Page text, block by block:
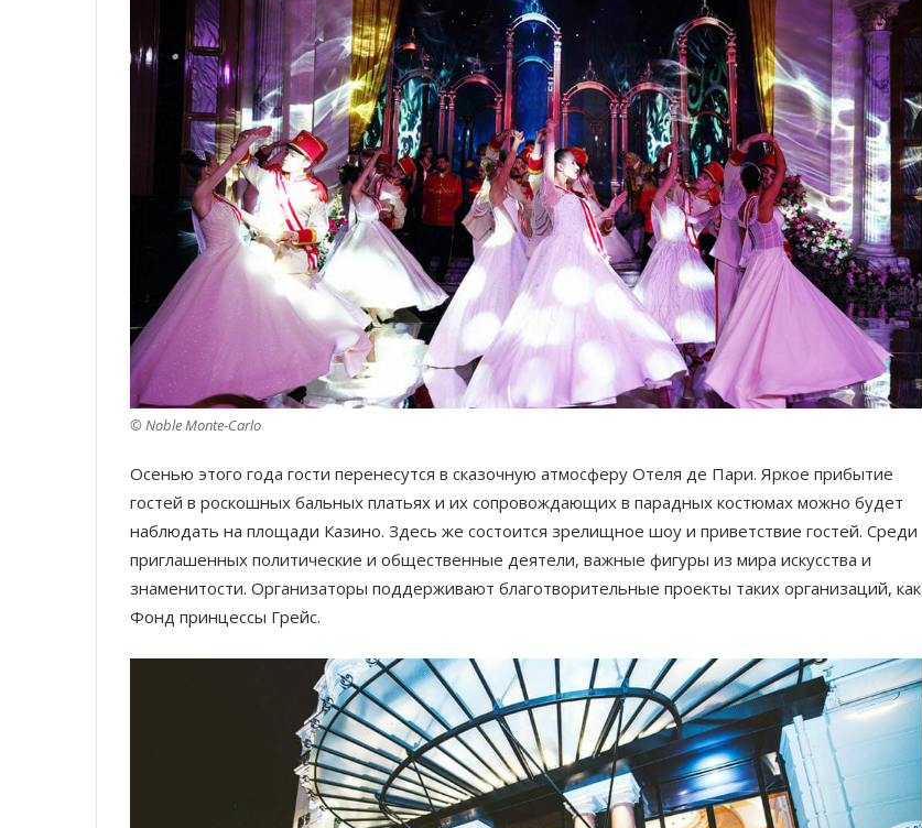
© Noble Monte-Carlo
Осенью этого года гости перенесутся в сказочную атмосферу Отеля де Пари. Яркое прибытие
гостей в роскошных бальных платьях и их сопровождающих в парадных костюмах можно будет
наблюдать на площади Казино. Здесь же состоится зрелищное шоу и приветствие гостей. Среди
приглашенных политические и общественные деятели, важные фигуры из мира искусства и
знаменитости. Организаторы поддерживают благотворительные проекты таких организаций, как
Фонд принцессы Грейс.